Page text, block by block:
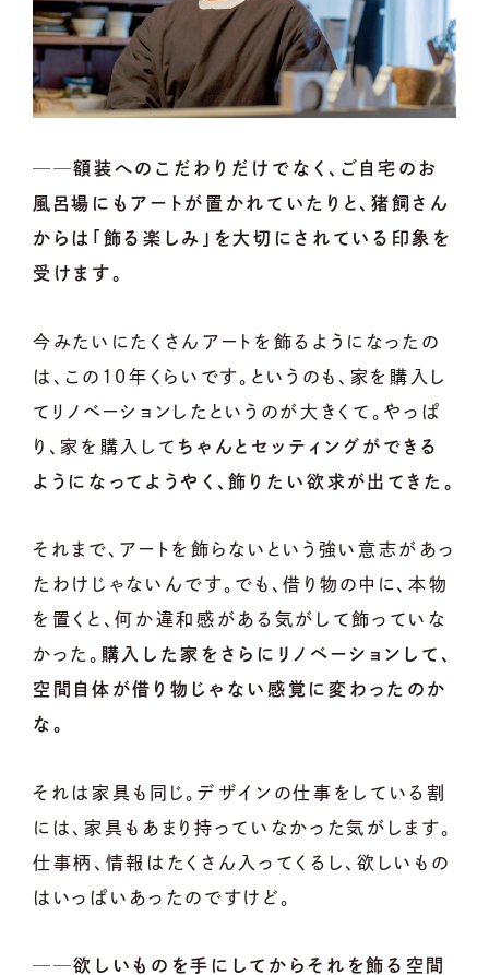
──額装へのこだわりだけでなく、ご自宅のお
風呂場にもアートが置かれていたりと、猪飼さん
からは「飾る楽しみ」を大切にされている印象を
受けます。
今みたいにたくさんアートを飾るようになったの
は、この10年くらいです。というのも、家を購入し
てリノベーションしたというのが大きくて。やっぱ
り、家を購入して ちゃんとセッティングができる
ようになってようやく、飾りたい欲求が出てきた。
それまで、アートを飾らないという強い意志があっ
たわけじゃないんです。でも、借り物の中に、本物
を置くと、何か違和感がある気がして飾っていな
かった。 購入した家をさらにリノベーションして、
空間自体が借り物じゃない感覚に変わったのか
な。
それは家具も同じ。デザインの仕事をしている割
には、家具もあまり持っていなかった気がします。
仕事柄、情報はたくさん入ってくるし、欲しいもの
はいっぱいあったのですけど。
──欲しいものを手にしてからそれを飾る空間